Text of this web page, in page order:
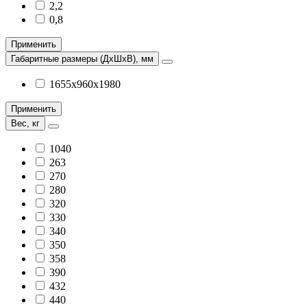
2,2
0,8
Применить
Габаритные размеры (ДхШхВ), мм
1655х960х1980
Применить
Вес, кг
1040
263
270
280
320
330
340
350
358
390
432
440